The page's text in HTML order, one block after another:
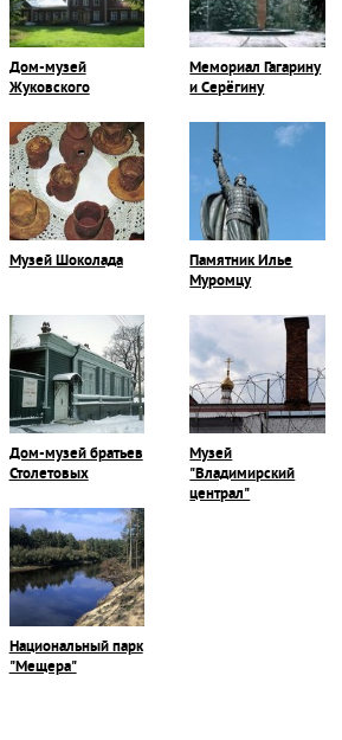
Дом-музей
Жуковского
Мемориал Гагарину
и Серёгину
Музей Шоколада
Памятник Илье
Муромцу
Дом-музей братьев
Столетовых
Музей
"Владимирский
централ"
Национальный парк
"Мещера"